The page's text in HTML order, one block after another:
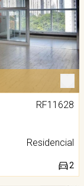
RF11628
Residencial
2